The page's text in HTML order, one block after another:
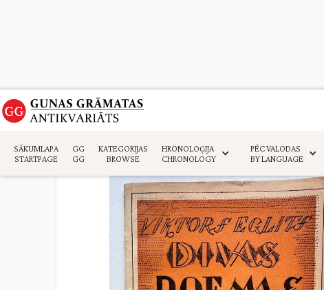
SĀKUMLAPA
STARTPAGE
GG
GG
KATEGORIJAS
BROWSE
HRONOLOĢIJA
CHRONOLOGY
PĒC VALODAS
BY LANGUAGE
Sākumlapa